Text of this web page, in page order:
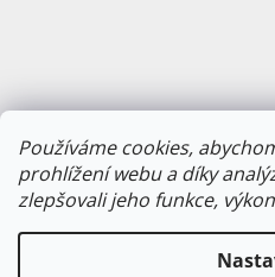
Používáme cookies,
prohlížení webu a díky
zlepšovali jeho funkce,
E-mailová adresa